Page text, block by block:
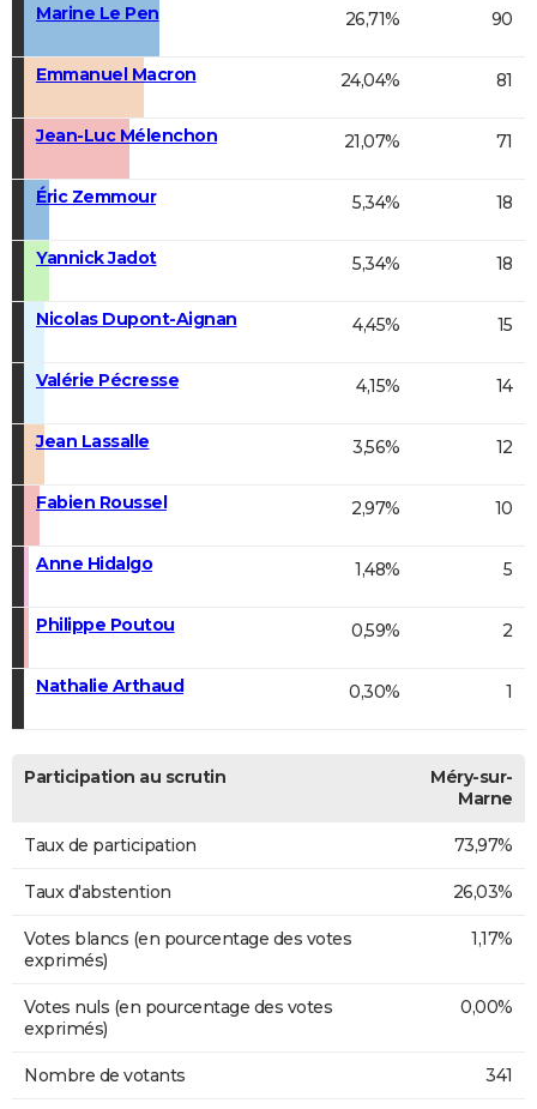
Marine Le Pen
26,71% 90
Emmanuel Macron 24,04% 81
Jean-Luc Mélenchon 21,07% 71
Éric Zemmour 5,34% 18
Yannick Jadot 5,34% 18
Nicolas Dupont-Aignan 4,45% 15
Valérie Pécresse 4,15% 14
Jean Lassalle 3,56% 12
Fabien Roussel 2,97% 10
Anne Hidalgo 1,48% 5
Philippe Poutou 0,59% 2
Nathalie Arthaud 0,30% 1
Participation au scrutin
Méry-sur-
Marne
Taux de participation 73,97%
Taux d'abstention 26,03%
Votes blancs (en pourcentage des votes
exprimés)
1,17%
Votes nuls (en pourcentage des votes
exprimés)
0,00%
Nombre de votants 341